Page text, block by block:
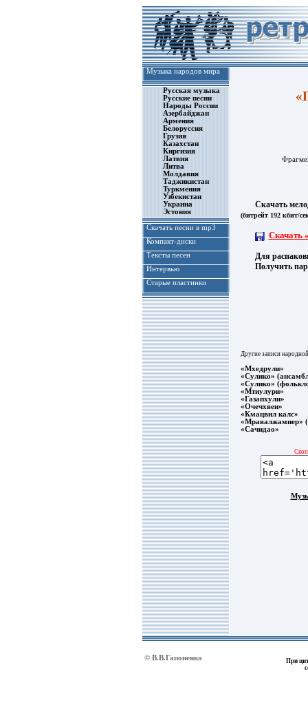
Музыка народов мира
Русская музыка
Русские песни
Народы России
Азербайджан
Армения
Белоруссия
Грузия
Казахстан
Киргизия
Латвия
Литва
Молдавия
Таджикистан
Туркмения
Узбекистан
Украина
Эстония
Скачать песни в mp3
Компакт-диски
Тексты песен
Интервью
Старые пластинки
Скачать
(битрейт 192 кбит/
Скачать
Для
Получить
Другие записи
«Мхедрули»
«Сулико»
«Сулико»
«Мтиулури»
«Газапхули»
«Очечхвеи»
«Кмацвил калс»
«Мравалжамиер»
«Сачидао»
© В.В.Гапоненко
При